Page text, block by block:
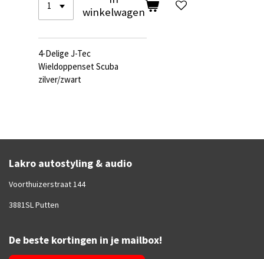
winkelwagen
4-Delige J-Tec
Wieldoppenset Scuba
zilver/zwart
Lakro autostyling & audio
Voorthuizerstraat 144
3881SL Putten
De beste kortingen in je mailbox!